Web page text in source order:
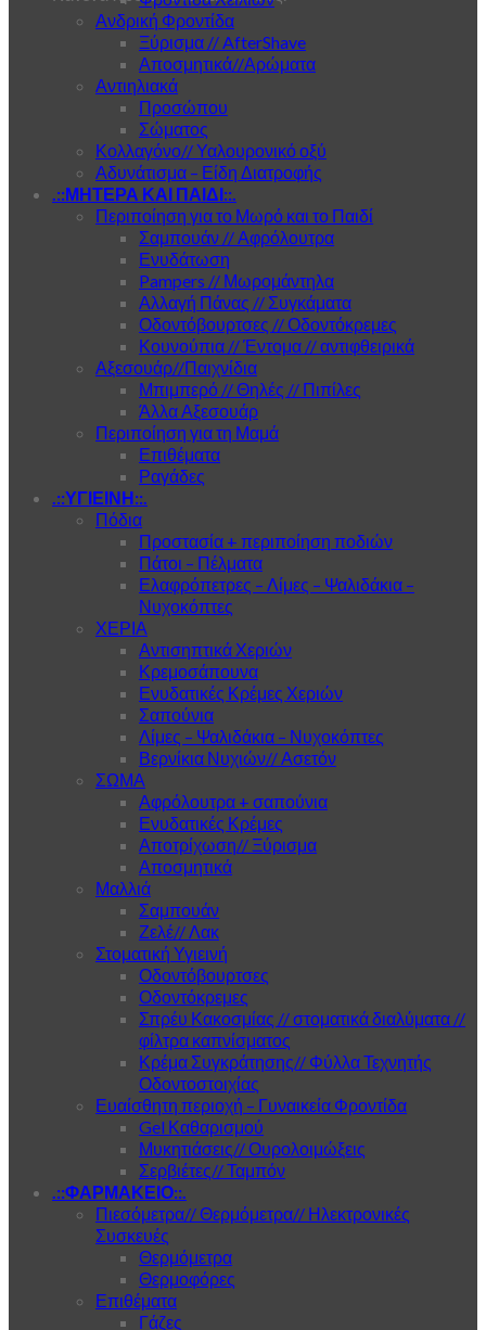
Ανδρική Φροντίδα
Ξύρισμα // AfterShave
Αποσμητικά//Αρώματα
Αντιηλιακά
Προσώπου
Σώματος
Κολλαγόνο// Υαλουρονικό οξύ
Αδυνάτισμα – Είδη Διατροφής
.::ΜΗΤΕΡΑ ΚΑΙ ΠΑΙΔΙ::.
Περιποίηση για το Μωρό και το Παιδί
Σαμπουάν // Αφρόλουτρα
Ενυδάτωση
Pampers // Μωρομάντηλα
Αλλαγή Πάνας // Συγκάματα
Οδοντόβουρτσες // Οδοντόκρεμες
Κουνούπια // Έντομα // αντιφθειρικά
Αξεσουάρ//Παιχνίδια
Μπιμπερό // Θηλές // Πιπίλες
Άλλα Αξεσουάρ
Περιποίηση για τη Μαμά
Επιθέματα
Ραγάδες
.::ΥΓΙΕΙΝΗ::.
Πόδια
Προστασία + περιποίηση ποδιών
Πάτοι – Πέλματα
Ελαφρόπετρες – Λίμες – Ψαλιδάκια –
Νυχοκόπτες
ΧΕΡΙΑ
Αντισηπτικά Χεριών
Κρεμοσάπουνα
Ενυδατικές Κρέμες Χεριών
Σαπούνια
Λίμες – Ψαλιδάκια – Νυχοκόπτες
Βερνίκια Νυχιών// Ασετόν
ΣΩΜΑ
Αφρόλουτρα + σαπούνια
Ενυδατικές Κρέμες
Αποτρίχωση// Ξύρισμα
Αποσμητικά
Μαλλιά
Σαμπουάν
Ζελέ// Λακ
Στοματική Υγιεινή
Οδοντόβουρτσες
Οδοντόκρεμες
Σπρέυ Κακοσμίας // στοματικά διαλύματα //
φίλτρα καπνίσματος
Κρέμα Συγκράτησης// Φύλλα Τεχνητής
Οδοντοστοιχίας
Ευαίσθητη περιοχή – Γυναικεία Φροντίδα
Gel Καθαρισμού
Μυκητιάσεις// Ουρολοιμώξεις
Σερβιέτες// Ταμπόν
.::ΦΑΡΜΑΚΕΙΟ::.
Πιεσόμετρα// Θερμόμετρα// Ηλεκτρονικές
Συσκευές
Θερμόμετρα
Θερμοφόρες
Επιθέματα
Γάζες